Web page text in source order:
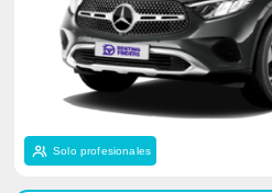
Solo profesionales